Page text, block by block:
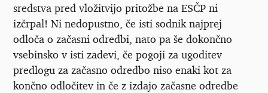
sredstva pred vložitvijo pritožbe na ESČP ni
izčrpal! Ni nedopustno, če isti sodnik najprej
odloča o začasni odredbi, nato pa še dokončno
vsebinsko v isti zadevi, če pogoji za ugoditev
predlogu za začasno odredbo niso enaki kot za
končno odločitev in če z izdajo začasne odredbe